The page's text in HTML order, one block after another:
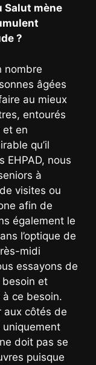
Salut mène
?
nombre
âgées
au mieux
entourés
et en
qu’il
EHPAD, nous
à
visites ou
afin de
également le
l’optique de
midi
essayons de
besoin et
à ce besoin.
aux côtés de
uniquement
doit pas se
puisque